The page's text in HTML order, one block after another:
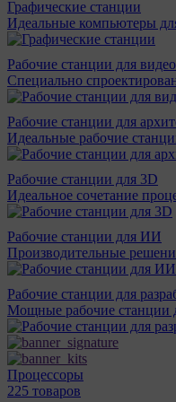
Графические станции
Идеальные компьютеры
Рабочие станции для
Специально
Рабочие станции для
Идеальные рабочие
Рабочие станции для 3D
Идеальное сочетание
Рабочие станции для ИИ
Производительные
Рабочие станции для
Мощные рабочие станции
Процессоры
225 товаров